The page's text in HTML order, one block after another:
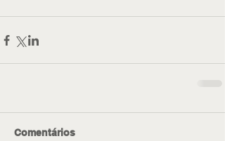
Comentários